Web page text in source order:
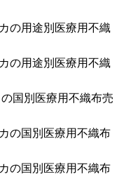
の用途別医療用不織
の用途別医療用不織
国別医療用不織布売
の国別医療用不織布
の国別医療用不織布